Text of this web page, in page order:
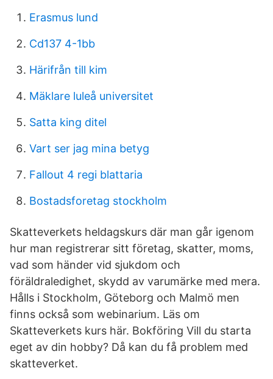
Erasmus lund
Cd137 4-1bb
Härifrån till kim
Mäklare luleå universitet
Satta king ditel
Vart ser jag mina betyg
Fallout 4 regi blattaria
Bostadsforetag stockholm
Skatteverkets heldagskurs där man går igenom
hur man registrerar sitt företag, skatter, moms,
vad som händer vid sjukdom och
föräldraledighet, skydd av varumärke med mera.
Hålls i Stockholm, Göteborg och Malmö men
finns också som webinarium. Läs om
Skatteverkets kurs här. Bokföring Vill du starta
eget av din hobby? Då kan du få problem med
skatteverket.